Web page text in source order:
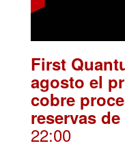
First
agosto el
cobre
reservas
22:00